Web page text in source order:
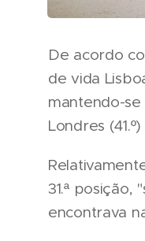
De acordo
de vida
mantendo-se
Londres
31.ª posição,
encontrava